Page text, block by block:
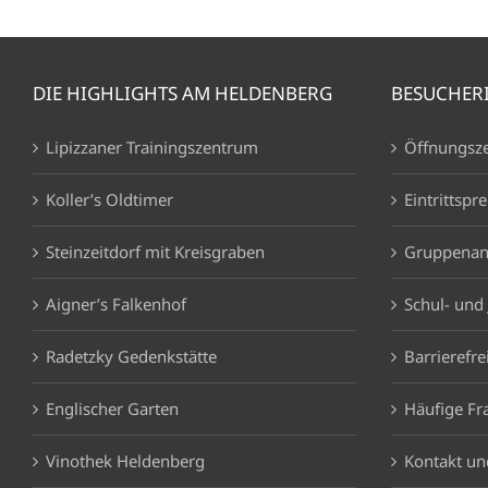
DIE HIGHLIGHTS AM HELDENBERG
Lipizzaner Trainingszentrum
Koller’s Oldtimer
Steinzeitdorf mit Kreisgraben
Aigner’s Falkenhof
Radetzky Gedenkstätte
Englischer Garten
Vinothek Heldenberg
Schul-
Häufige
Kontakt